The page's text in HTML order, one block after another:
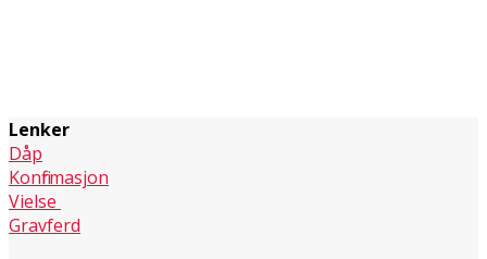
Lenker
Dåp
Konfirmasjon
Vielse
Gravferd